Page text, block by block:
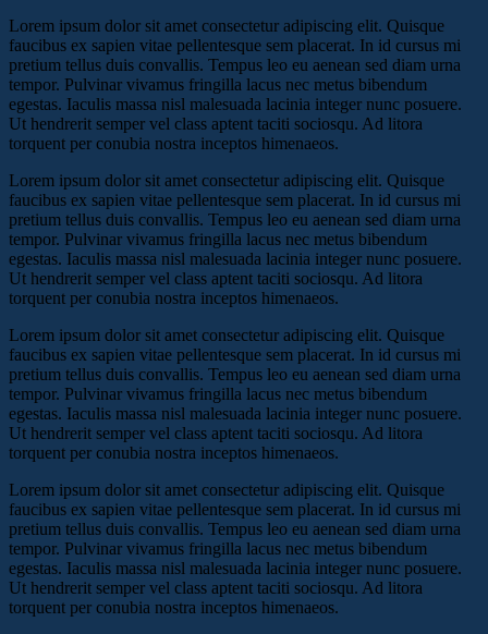
Lorem ipsum dolor sit amet consectetur adipiscing elit. Quisque
faucibus ex sapien vitae pellentesque sem placerat. In id cursus mi
pretium tellus duis convallis. Tempus leo eu aenean sed diam urna
tempor. Pulvinar vivamus fringilla lacus nec metus bibendum
egestas. Iaculis massa nisl malesuada lacinia integer nunc posuere.
Ut hendrerit semper vel class aptent taciti sociosqu. Ad litora
torquent per conubia nostra inceptos himenaeos.
Lorem ipsum dolor sit amet consectetur adipiscing elit. Quisque
faucibus ex sapien vitae pellentesque sem placerat. In id cursus mi
pretium tellus duis convallis. Tempus leo eu aenean sed diam urna
tempor. Pulvinar vivamus fringilla lacus nec metus bibendum
egestas. Iaculis massa nisl malesuada lacinia integer nunc posuere.
Ut hendrerit semper vel class aptent taciti sociosqu. Ad litora
torquent per conubia nostra inceptos himenaeos.
Lorem ipsum dolor sit amet consectetur adipiscing elit. Quisque
faucibus ex sapien vitae pellentesque sem placerat. In id cursus mi
pretium tellus duis convallis. Tempus leo eu aenean sed diam urna
tempor. Pulvinar vivamus fringilla lacus nec metus bibendum
egestas. Iaculis massa nisl malesuada lacinia integer nunc posuere.
Ut hendrerit semper vel class aptent taciti sociosqu. Ad litora
torquent per conubia nostra inceptos himenaeos.
Lorem ipsum dolor sit amet consectetur adipiscing elit. Quisque
faucibus ex sapien vitae pellentesque sem placerat. In id cursus mi
pretium tellus duis convallis. Tempus leo eu aenean sed diam urna
tempor. Pulvinar vivamus fringilla lacus nec metus bibendum
egestas. Iaculis massa nisl malesuada lacinia integer nunc posuere.
Ut hendrerit semper vel class aptent taciti sociosqu. Ad litora
torquent per conubia nostra inceptos himenaeos.